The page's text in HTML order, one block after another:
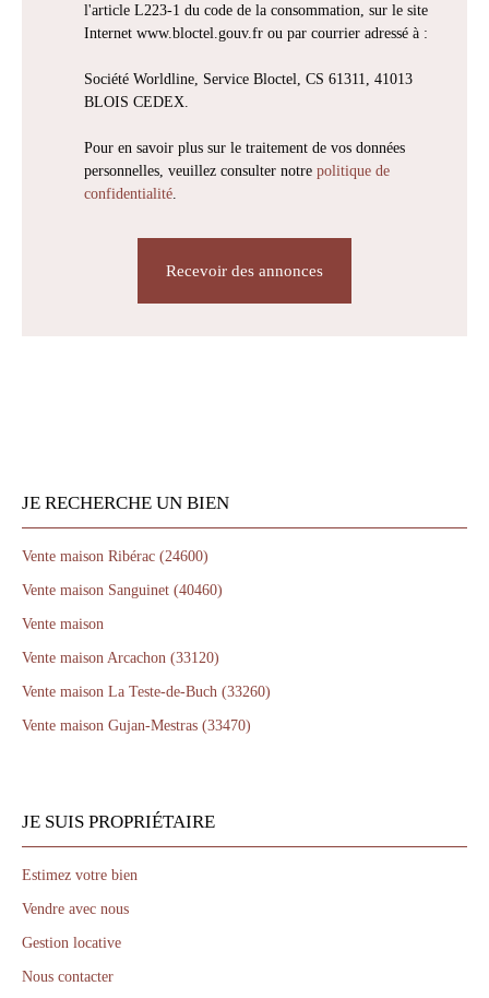
l'article L223-1 du code de la consommation, sur le site
Internet www.bloctel.gouv.fr ou par courrier adressé à :
Société Worldline, Service Bloctel, CS 61311, 41013
BLOIS CEDEX.
Pour en savoir plus sur le traitement de vos données
personnelles, veuillez consulter notre politique de
confidentialité
Recevoir des annonces
JE RECHERCHE UN BIEN
Vente maison Ribérac (24600)
Vente maison Sanguinet (40460)
Vente maison
Vente maison Arcachon (33120)
Vente maison La Teste-de-Buch (33260)
Vente maison Gujan-Mestras (33470)
JE SUIS PROPRIÉTAIRE
Estimez votre bien
Vendre avec nous
Gestion locative
Nous contacter